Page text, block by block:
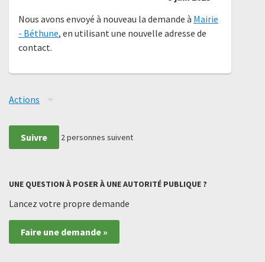
Nous avons envoyé à nouveau la demande à Mairie
- Béthune, en utilisant une nouvelle adresse de
contact.
Actions
Suivre 2personnes suivent
UNE QUESTION À POSER À UNE AUTORITÉ PUBLIQUE ?
Lancez votre propre demande
Faire une demande »